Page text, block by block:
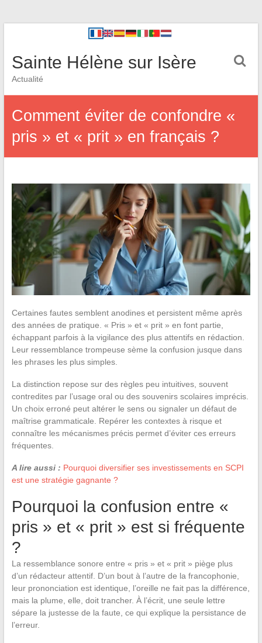
Sainte Hélène sur Isère
Actualité
Comment éviter de confondre «
pris » et « prit » en français ?
Certaines fautes semblent anodines et persistent même après
des années de pratique. « Pris » et « prit » en font partie,
échappant parfois à la vigilance des plus attentifs en rédaction.
Leur ressemblance trompeuse sème la confusion jusque dans
les phrases les plus simples.
La distinction repose sur des règles peu intuitives, souvent
contredites par l’usage oral ou des souvenirs scolaires imprécis.
Un choix erroné peut altérer le sens ou signaler un défaut de
maîtrise grammaticale. Repérer les contextes à risque et
connaître les mécanismes précis permet d’éviter ces erreurs
fréquentes.
A lire aussi : Pourquoi diversifier ses investissements en SCPI
est une stratégie gagnante ?
Pourquoi la confusion entre «
pris » et « prit » est si fréquente
?
La ressemblance sonore entre « pris » et « prit » piège plus
d’un rédacteur attentif. D’un bout à l’autre de la francophonie,
leur prononciation est identique, l’oreille ne fait pas la différence,
mais la plume, elle, doit trancher. À l’écrit, une seule lettre
sépare la justesse de la faute, ce qui explique la persistance de
l’erreur.